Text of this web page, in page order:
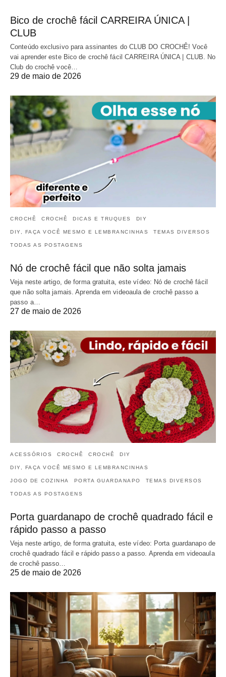
Bico de crochê fácil CARREIRA ÚNICA |
CLUB
Conteúdo exclusivo para assinantes do CLUB DO CROCHÊ! Você
vai aprender este Bico de crochê fácil CARREIRA ÚNICA | CLUB. No
Club do crochê você…
29 de maio de 2026
CROCHÊ CROCHÊ DICAS E TRUQUES DIY
DIY, FAÇA VOCÊ MESMO E LEMBRANCINHAS TEMAS DIVERSOS
TODAS AS POSTAGENS
Nó de crochê fácil que não solta jamais
Veja neste artigo, de forma gratuita, este vídeo: Nó de crochê fácil
que não solta jamais. Aprenda em videoaula de crochê passo a
passo a…
27 de maio de 2026
ACESSÓRIOS CROCHÊ CROCHÊ DIY
DIY, FAÇA VOCÊ MESMO E LEMBRANCINHAS
JOGO DE COZINHA PORTA GUARDANAPO TEMAS DIVERSOS
TODAS AS POSTAGENS
Porta guardanapo de crochê quadrado fácil e
rápido passo a passo
Veja neste artigo, de forma gratuita, este vídeo: Porta guardanapo de
crochê quadrado fácil e rápido passo a passo. Aprenda em videoaula
de crochê passo…
25 de maio de 2026